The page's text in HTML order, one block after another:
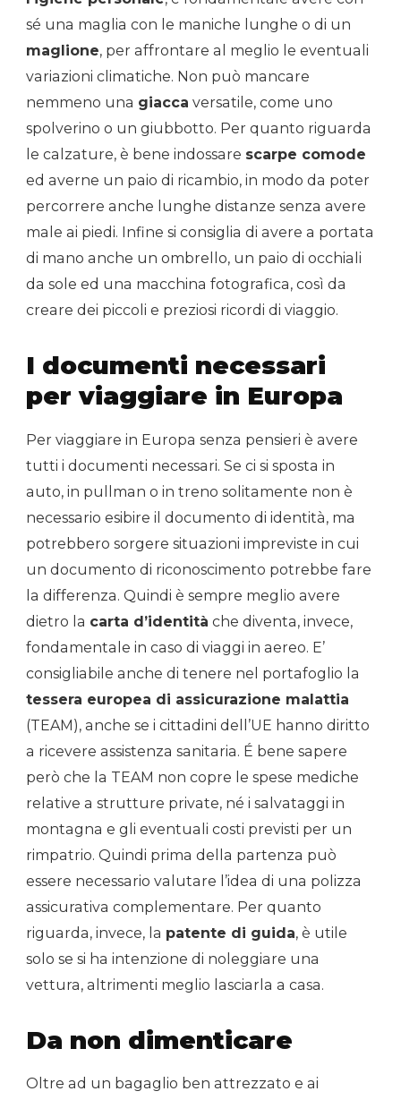
sé una maglia con le maniche lunghe o di un
maglione, per affrontare al meglio le eventuali
variazioni climatiche. Non può mancare
nemmeno una giacca versatile, come uno
spolverino o un giubbotto. Per quanto riguarda
le calzature, è bene indossare scarpe comode
ed averne un paio di ricambio, in modo da poter
percorrere anche lunghe distanze senza avere
male ai piedi. Infine si consiglia di avere a portata
di mano anche un ombrello, un paio di occhiali
da sole ed una macchina fotografica, così da
creare dei piccoli e preziosi ricordi di viaggio.
I documenti necessari
per viaggiare in Europa
Per viaggiare in Europa senza pensieri è avere
tutti i documenti necessari. Se ci si sposta in
auto, in pullman o in treno solitamente non è
necessario esibire il documento di identità, ma
potrebbero sorgere situazioni impreviste in cui
un documento di riconoscimento potrebbe fare
la differenza. Quindi è sempre meglio avere
dietro la carta d’identità che diventa, invece,
fondamentale in caso di viaggi in aereo. E’
consigliabile anche di tenere nel portafoglio la
tessera europea di assicurazione malattia
(TEAM), anche se i cittadini dell’UE hanno diritto
a ricevere assistenza sanitaria. É bene sapere
però che la TEAM non copre le spese mediche
relative a strutture private, né i salvataggi in
montagna e gli eventuali costi previsti per un
rimpatrio. Quindi prima della partenza può
essere necessario valutare l’idea di una polizza
assicurativa complementare. Per quanto
riguarda, invece, la patente di guida, è utile
solo se si ha intenzione di noleggiare una
vettura, altrimenti meglio lasciarla a casa.
Da non dimenticare
Oltre ad un bagaglio ben attrezzato e ai